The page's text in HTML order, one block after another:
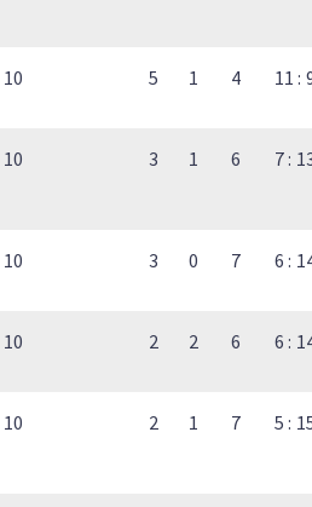
10 5 1 4 11 :
10 3 1 6 7 :
10 3 0 7 6 :
10 2 2 6 6 :
10 2 1 7 5 :